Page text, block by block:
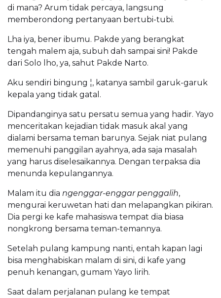
di mana? Arum tidak percaya, langsung
memberondong pertanyaan bertubi-tubi.
Lha iya, bener ibumu. Pakde yang berangkat
tengah malem aja, subuh dah sampai sini! Pakde
dari Solo lho, ya, sahut Pakde Narto.
Aku sendiri bingung ¦, katanya sambil garuk-garuk
kepala yang tidak gatal.
Dipandanginya satu persatu semua yang hadir. Yayo
menceritakan kejadian tidak masuk akal yang
dialami bersama teman barunya. Sejak niat pulang
memenuhi panggilan ayahnya, ada saja masalah
yang harus diselesaikannya. Dengan terpaksa dia
menunda kepulangannya.
Malam itu dia ngenggar-enggar penggalih,
mengurai keruwetan hati dan melapangkan pikiran.
Dia pergi ke kafe mahasiswa tempat dia biasa
nongkrong bersama teman-temannya.
Setelah pulang kampung nanti, entah kapan lagi
bisa menghabiskan malam di sini, di kafe yang
penuh kenangan, gumam Yayo lirih.
Saat dalam perjalanan pulang ke tempat